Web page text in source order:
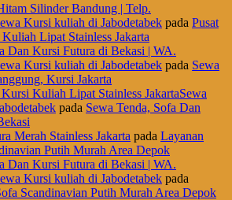
Silinder Bandung | Telp.
Kursi kuliah di Jabodetabek pada Pusat
Lipat Stainless Jakarta
Dan Kursi Futura di Bekasi | WA.
Kursi kuliah di Jabodetabek pada Sewa
Kursi Jakarta
Kursi Kuliah Lipat Stainless JakartaSewa
pada Sewa Tenda, Sofa Dan
Merah Stainless Jakarta pada Layanan
Putih Murah Area Depok
Dan Kursi Futura di Bekasi | WA.
Kursi kuliah di Jabodetabek pada
Scandinavian Putih Murah Area Depok